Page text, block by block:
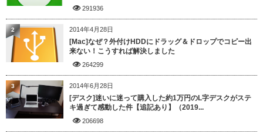
291936
2014年4月28日
[Mac]なぜ？外付けHDDにドラッグ＆ドロップでコピー出
来ない！こうすれば解決しました
264299
2
2014年6月28日
[デスク]迷いに迷って購入した約1万円のL字デスクがステ
キ過ぎて感動した件【追記あり】（2019...
206698
3